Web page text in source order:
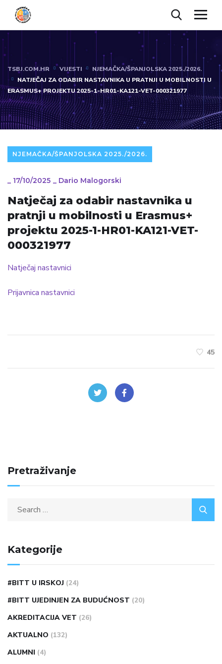
TSBJ.COM.HR VIJESTI
NJEMAČKA/ŠPANJOLSKA 2025./2026.
NATJEČAJ ZA ODABIR NASTAVNIKA U PRATNJI U MOBILNOSTI U
ERASMUS+ PROJEKTU 2025-1-HR01-KA121-VET-000321977
NJEMAČKA/ŠPANJOLSKA 2025./2026.
_ 17/10/2025 _ Dario Malogorski
Natječaj za odabir nastavnika u
pratnji u mobilnosti u Erasmus+
projektu 2025-1-HR01-KA121-VET-
000321977
Natječaj nastavnici
Prijavnica nastavnici
45
Pretraživanje
Kategorije
#BITT U IRSKOJ (24)
#BITT UJEDINJEN ZA BUDUĆNOST (20)
AKREDITACIJA VET (26)
AKTUALNO (132)
ALUMNI (4)